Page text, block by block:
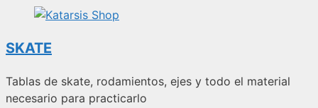
SKATE
Tablas de skate, rodamientos, ejes y todo el material
necesario para practicarlo